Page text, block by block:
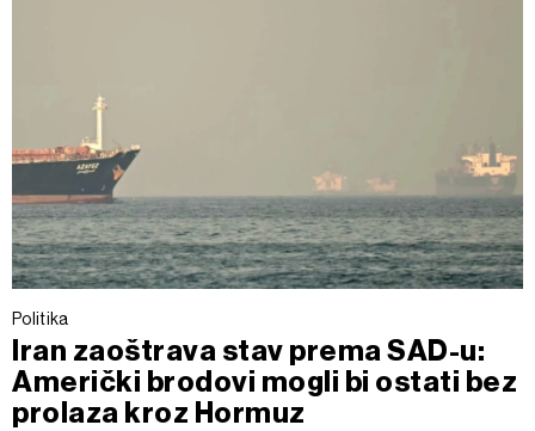
Politika
Iran zaoštrava stav prema SAD-u:
Američki brodovi mogli bi ostati bez
prolaza kroz Hormuz